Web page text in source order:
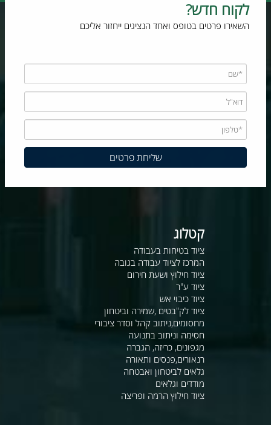
לקוח חדש?
השאירו פרטים בטופס ואחד הנציגים ייחזור אליכם
קטלוג
ציוד בטיחות בעבודה
המרכז לציוד עבודה בגובה
ציוד חילוץ ושעת חירום
ציוד ע"ר
ציוד כיבוי אש
ציוד לק"בטים ,שמירה וביטחון
מחסומים,ניתוב קהל וסדר ציבורי
חסימה וניתוב בתנועה
מגפונים, כריזה, הגברה
רנאורים,פנסים ותאורה
גלאים לביטחון ואבטחה
מודדים וגלאים
ציוד חילוץ הרמה ופריצה